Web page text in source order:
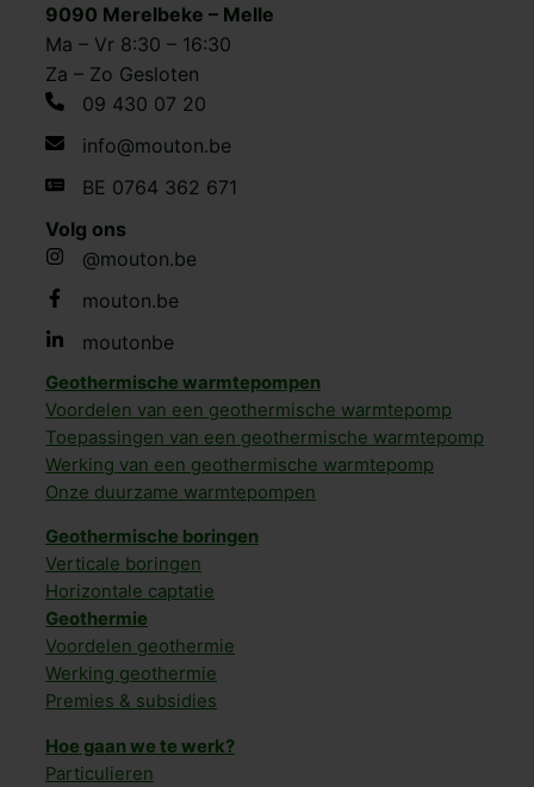
9090 Merelbeke – Melle
Ma – Vr 8:30 – 16:30
Za – Zo Gesloten
09 430 07 20
info@mouton.be
BE 0764 362 671
Volg ons
@mouton.be
mouton.be
moutonbe
Geothermische warmtepompen
Voordelen van een geothermische warmtepomp
Toepassingen van een geothermische warmtepomp
Werking van een geothermische warmtepomp
Onze duurzame warmtepompen
Geothermische boringen
Verticale boringen
Horizontale captatie
Geothermie
Voordelen geothermie
Werking geothermie
Premies & subsidies
Hoe gaan we te werk?
Particulieren